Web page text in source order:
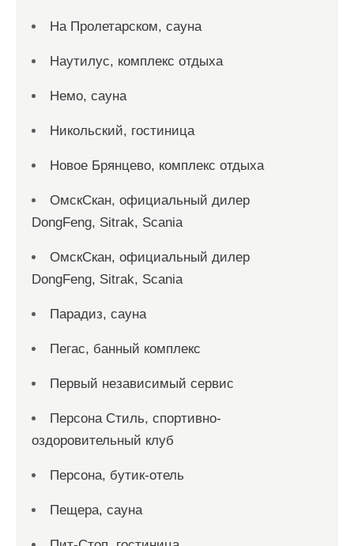
На Пролетарском, сауна
Наутилус, комплекс отдыха
Немо, сауна
Никольский, гостиница
Новое Брянцево, комплекс отдыха
ОмскСкан, официальный дилер
DongFeng, Sitrak, Scania
ОмскСкан, официальный дилер
DongFeng, Sitrak, Scania
Парадиз, сауна
Пегас, банный комплекс
Первый независимый сервис
Персона Стиль, спортивно-
оздоровительный клуб
Персона, бутик-отель
Пещера, сауна